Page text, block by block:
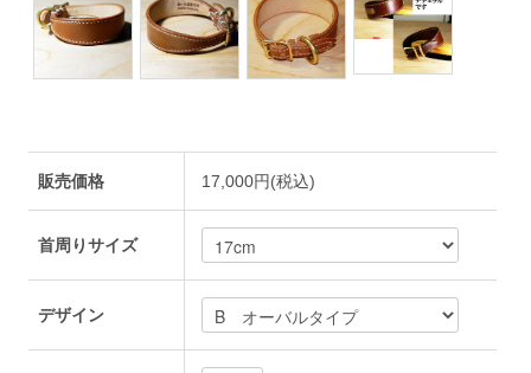
販売価格 17,000円(税込)
首周りサイズ
デザイン